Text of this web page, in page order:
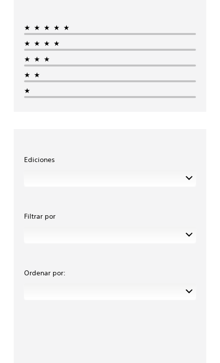
★★★★★
★★★★
★★★
★★
★
Ediciones
Filtrar por
Ordenar por: